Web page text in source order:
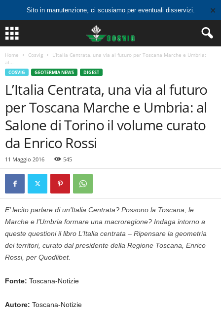
Sito in manutenzione, ci scusiamo per eventuali disservizi. ✕
Home Cosvig
L’Italia Centrata, una via al futuro per Toscana Marche e Umbria:
al...
COSVIG GEOTERMIA NEWS DIGEST
L’Italia Centrata, una via al futuro
per Toscana Marche e Umbria: al
Salone di Torino il volume curato
da Enrico Rossi
11 Maggio 2016 545
E’ lecito parlare di un’Italia Centrata? Possono la Toscana, le
Marche e l’Umbria formare una macroregione? Indaga intorno a
queste questioni il libro L’Italia centrata – Ripensare la geometria
dei territori, curato dal presidente della Regione Toscana, Enrico
Rossi, per Quodlibet.
Fonte: Toscana-Notizie
Autore: Toscana-Notizie